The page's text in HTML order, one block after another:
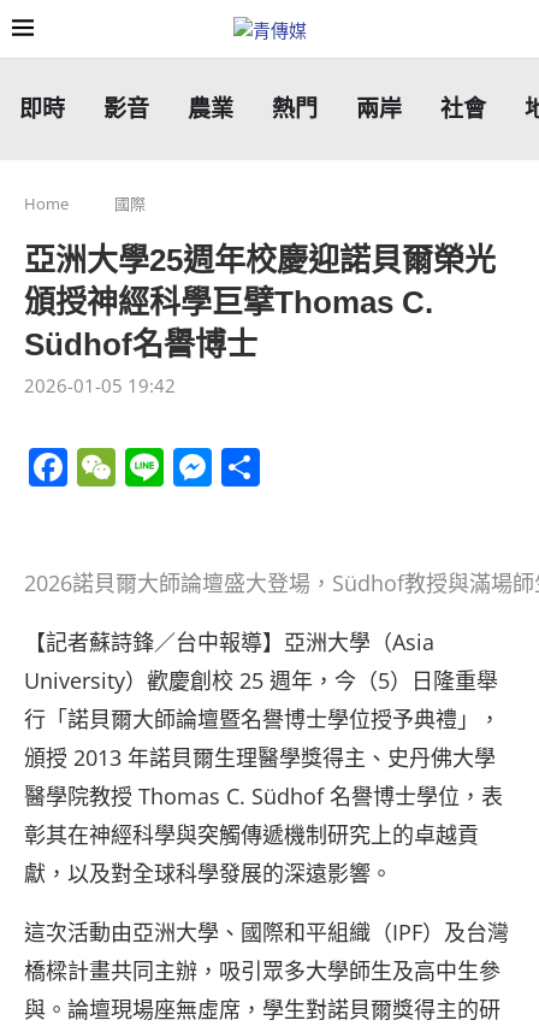
即時 影音 農業 熱門 兩岸 社會
Home 國際
亞洲大學25週年校慶迎諾貝爾榮光
頒授神經科學巨擘Thomas C.
Südhof名譽博士
2026-01-05 19:42
Facebook
WeChat
LineMessenger
2026諾貝爾大師論壇盛大登場，Südhof教授與滿場
【記者蘇詩鋒／台中報導】亞洲大學（Asia
University）歡慶創校 25 週年，今（5）日隆重舉
行「諾貝爾大師論壇暨名譽博士學位授予典禮」，
頒授 2013 年諾貝爾生理醫學獎得主、史丹佛大學
醫學院教授 Thomas C. Südhof 名譽博士學位，表
彰其在神經科學與突觸傳遞機制研究上的卓越貢
獻，以及對全球科學發展的深遠影響。
這次活動由亞洲大學、國際和平組織（IPF）及台灣
橋樑計畫共同主辦，吸引眾多大學師生及高中生參
與。論壇現場座無虛席，學生對諾貝爾獎得主的研